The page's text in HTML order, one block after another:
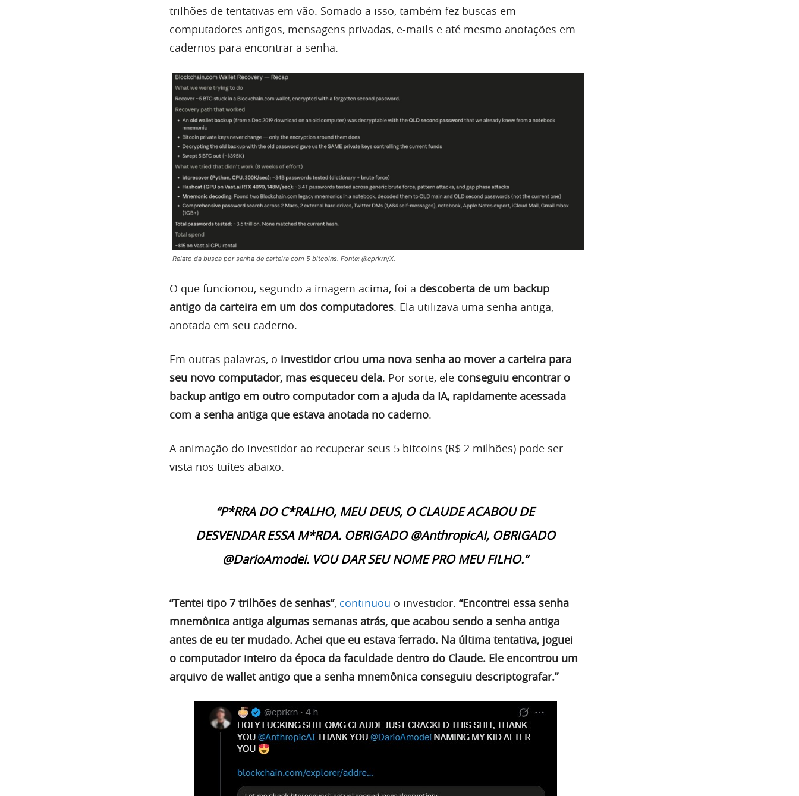
trilhões de tentativas em vão. Somado a isso, também fez buscas em
computadores antigos, mensagens privadas, e-mails e até mesmo anotações em
cadernos para encontrar a senha.
Relato da busca por senha de carteira com 5 bitcoins. Fonte: @cprkrn/X.
O que funcionou, segundo a imagem acima, foi a descoberta de um backup
antigo da carteira em um dos computadores. Ela utilizava uma senha antiga,
anotada em seu caderno.
Em outras palavras, o investidor criou uma nova senha ao mover a carteira para
seu novo computador, mas esqueceu dela. Por sorte, ele conseguiu encontrar o
backup antigo em outro computador com a ajuda da IA, rapidamente acessada
com a senha antiga que estava anotada no caderno.
A animação do investidor ao recuperar seus 5 bitcoins (R$ 2 milhões) pode ser
vista nos tuítes abaixo.
“P*RRA DO C*RALHO, MEU DEUS, O CLAUDE ACABOU DE
DESVENDAR ESSA M*RDA. OBRIGADO @AnthropicAI, OBRIGADO
@DarioAmodei. VOU DAR SEU NOME PRO MEU FILHO.”
“Tentei tipo 7 trilhões de senhas”, continuou o investidor. “Encontrei essa senha
mnemônica antiga algumas semanas atrás, que acabou sendo a senha antiga
antes de eu ter mudado. Achei que eu estava ferrado. Na última tentativa, joguei
o computador inteiro da época da faculdade dentro do Claude. Ele encontrou um
arquivo de wallet antigo que a senha mnemônica conseguiu descriptografar.”